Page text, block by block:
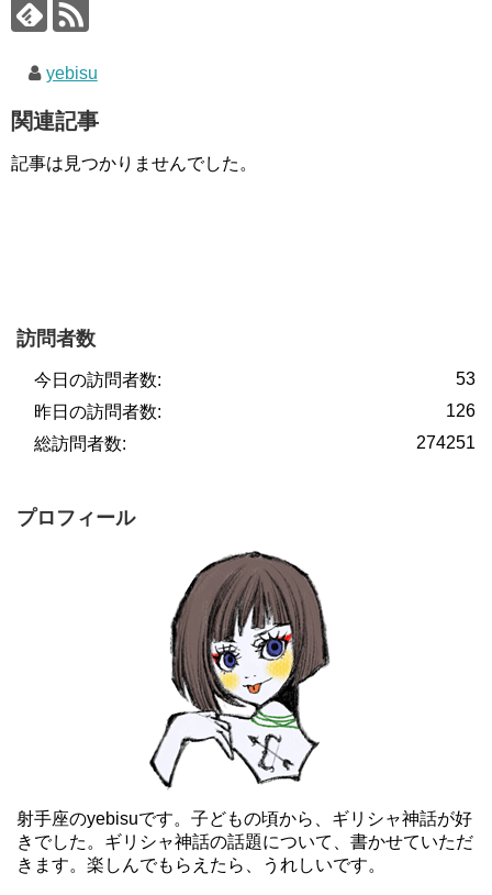
yebisu
関連記事
記事は見つかりませんでした。
訪問者数
53
今日の訪問者数:
126
昨日の訪問者数:
274251
総訪問者数:
プロフィール
射手座のyebisuです。子どもの頃から、ギリシャ神話が好
きでした。ギリシャ神話の話題について、書かせていただ
きます。楽しんでもらえたら、うれしいです。